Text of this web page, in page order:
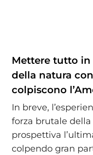
Mettere tutto in
della natura
colpiscono
In breve,
forza brutale
prospettiva
colpendo gran